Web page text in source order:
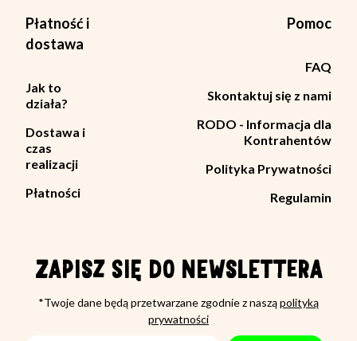
Płatność i
dostawa
Jak to
działa?
Dostawa i
czas
realizacji
Płatności
Pomoc
FAQ
Skontaktuj się z nami
RODO - Informacja dla
Kontrahentów
Polityka Prywatności
Regulamin
ZAPISZ SIĘ DO NEWSLETTERA
*Twoje dane będą przetwarzane zgodnie z nasząpolityką
prywatności